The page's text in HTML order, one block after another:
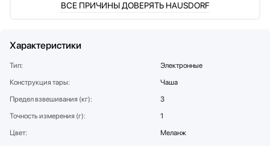
Смесители
Стиральные машины
Телевизоры
Тостеры
Увлажнители воздуха
ВСЕ ПРИЧИНЫ ДОВЕРЯТЬ HAUSDORF
Характеристики
Тип:
Электронные
Конструкция тары:
Чаша
Предел взвешивания (кг):
3
Точность измерения (г):
1
Цвет:
Меланж